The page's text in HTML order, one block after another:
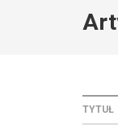
TYTUŁ